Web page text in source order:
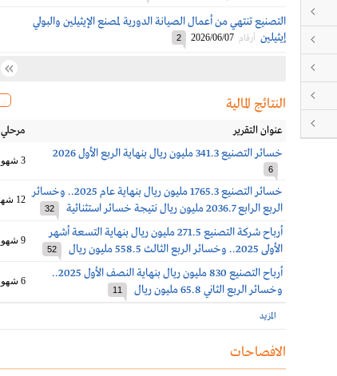
التصنيع تنتهي من أعمال الصيانة الدورية لمصنع الإيثيلين والبولي
إيثيلين أرقام 2026/06/07
2
النتائج المالية
عنوان التقرير مرحلي
خسائر التصنيع 341.3 مليون ريال بنهاية الربع الأول 2026
6
3 شهور
خسائر التصنيع 1765.3 مليون ريال بنهاية عام 2025.. وخسائر
الربع الرابع 2036.7 مليون ريال نتيجة خسائر استثنائية
32
12 شهر
أرباح شركة التصنيع 271.5 مليون ريال بنهاية التسعة أشهر
الأولى 2025.. وخسائر الربع الثالث 558.5 مليون ريال
52
9 شهور
أرباح التصنيع 830 مليون ريال بنهاية النصف الأول 2025..
وخسائر الربع الثاني 65.8 مليون ريال
11
6 شهور
المزيد
الافصاحات